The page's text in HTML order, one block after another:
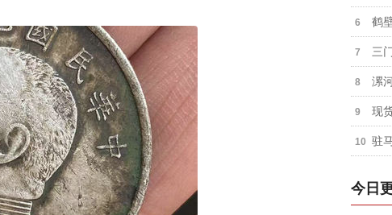
鹤
三
漯
驻
今日